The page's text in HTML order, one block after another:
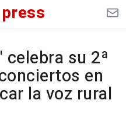
press
celebra su 2ª
en
la voz rural